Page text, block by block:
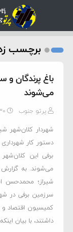
برچسب
باغ پرندگان و
می‌شوند
پرتو جنوب
شهردار کلان‌شهر
دستور کار
برفی این
می‌شوند. به گزارش
شیراز؛ محمدحسن
سرزمین برفی در
کمیسیون اقتصاد و
داشتند، با بیان